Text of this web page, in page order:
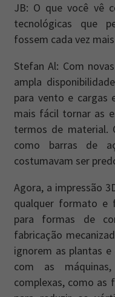
JB: O que você vê
tecnológicas que
fossem cada vez
Stefan Al: Com
ampla
para vento e cargas
mais fácil tornar as
termos de material.
como barras de
costumavam ser
Agora, a impressão
qualquer formato e
para formas de
fabricação
ignorem as plantas
com as
complexas, como as